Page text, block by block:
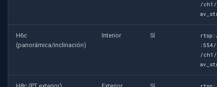
/
H6c
(panorámica/inclinación)
Interior Sí
/